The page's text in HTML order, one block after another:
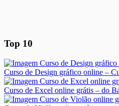
Top 10
Curso de Design gráfico online –
Curso de Excel online grátis – do